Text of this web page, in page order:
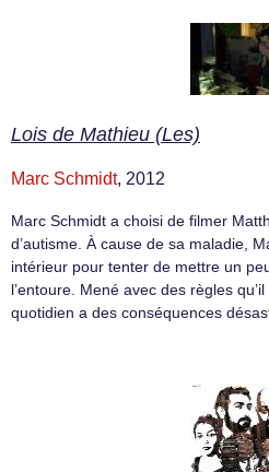
Lois de Mathieu (Les)
Marc Schmidt, 2012
Marc Schmidt a choisi de filmer
d’autisme. À cause de sa maladie,
intérieur pour tenter de mettre un
l’entoure. Mené avec des règles
quotidien a des conséquences